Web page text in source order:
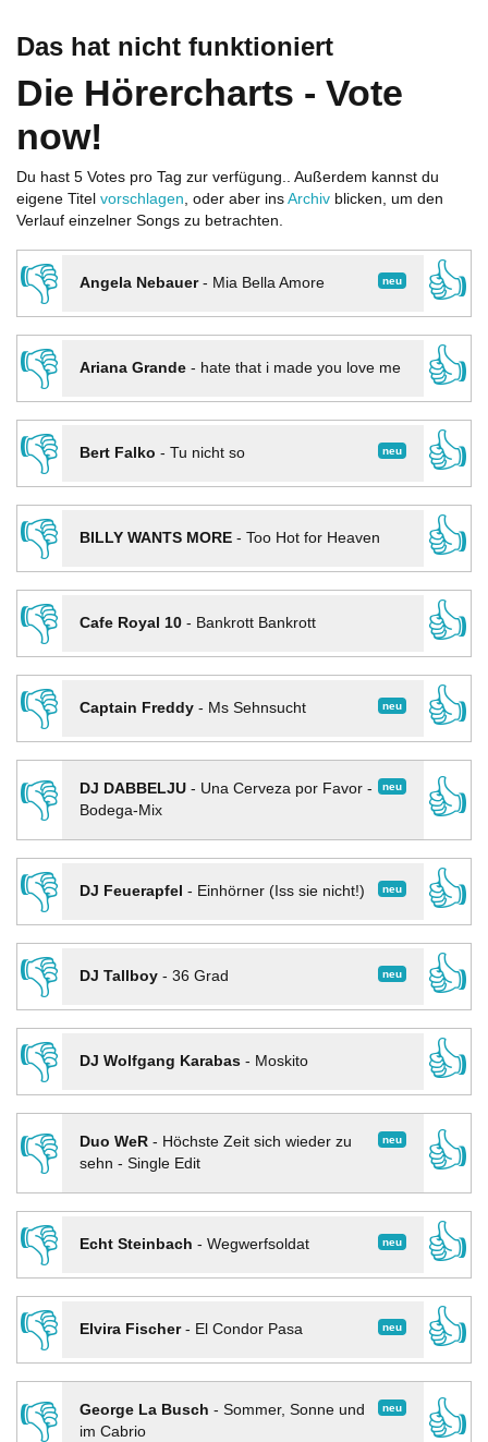
Das hat nicht funktioniert
Die Hörercharts - Vote
now!
Du hast 5 Votes pro Tag zur verfügung.. Außerdem kannst du
eigene Titel vorschlagen, oder aber ins Archiv blicken, um den
Verlauf einzelner Songs zu betrachten.
👎 neu
Angela Nebauer- Mia Bella Amore
👍
👎
Ariana Grande- hate that i made you love me
👍
👎
neu
Bert Falko - Tu nicht so
👍
👎
BILLY WANTS MORE- Too Hot for Heaven
👍
👎
Cafe Royal 10- Bankrott Bankrott
👍
👎
neu
Captain Freddy- Ms Sehnsucht
👍
👎
neu
DJ DABBELJU- Una Cerveza por Favor -
Bodega-Mix
👍
👎
neu
DJ Feuerapfel - Einhörner (Iss sie nicht!)
👍
👎
neu
DJ Tallboy- 36 Grad
👍
👎
DJ Wolfgang Karabas- Moskito
👍
👎
neu
Duo WeR- Höchste Zeit sich wieder zu
sehn - Single Edit
👍
👎
neu
Echt Steinbach - Wegwerfsoldat
👍
👎
neu
Elvira Fischer- El Condor Pasa
👍
👎
neu
George La Busch - Sommer, Sonne und
im Cabrio
👍